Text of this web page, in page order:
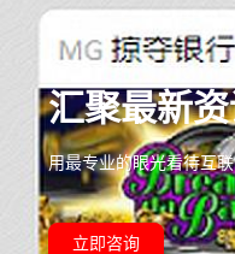
汇聚最新
用最专业的眼光看待互
立即咨询